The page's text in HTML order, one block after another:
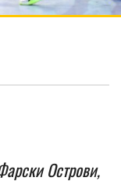
Острови,